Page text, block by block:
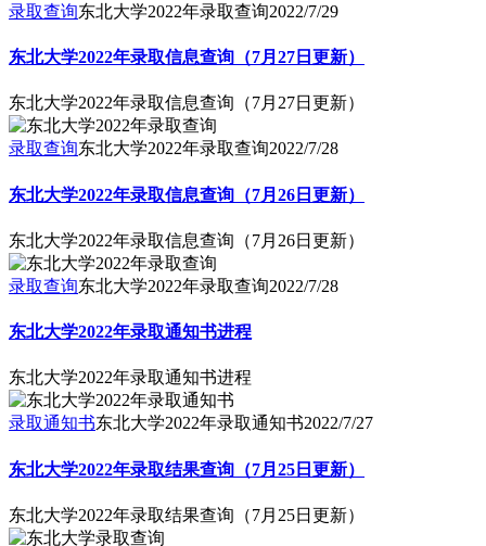
录取查询东北大学2022年录取查询2022/7/29
东北大学2022年录取信息查询（7月27日更新）
东北大学2022年录取信息查询（7月27日更新）
录取查询东北大学2022年录取查询2022/7/28
东北大学2022年录取信息查询（7月26日更新）
东北大学2022年录取信息查询（7月26日更新）
录取查询东北大学2022年录取查询2022/7/28
东北大学2022年录取通知书进程
东北大学2022年录取通知书进程
录取通知书东北大学2022年录取通知书2022/7/27
东北大学2022年录取结果查询（7月25日更新）
东北大学2022年录取结果查询（7月25日更新）